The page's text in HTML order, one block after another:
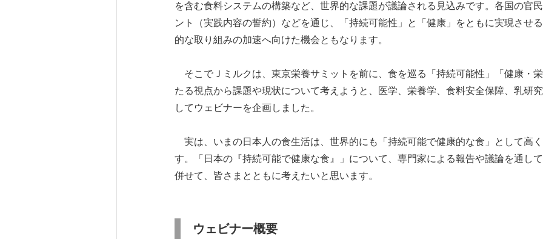
を含む食料システムの構築など、世界的な課題が議論される見込みです。各国の官
ント（実践内容の誓約）などを通じ、「持続可能性」と「健康」をともに実現させ
的な取り組みの加速へ向けた機会ともなります。
そこでＪミルクは、東京栄養サミットを前に、食を巡る「持続可能性」「健康・
たる視点から課題や現状について考えようと、医学、栄養学、食料安全保障、乳研
してウェビナーを企画しました。
実は、いまの日本人の食生活は、世界的にも「持続可能で健康的な食」として高
す。「日本の『持続可能で健康な食』」について、専門家による報告や議論を通し
併せて、皆さまとともに考えたいと思います。
ウェビナー概要